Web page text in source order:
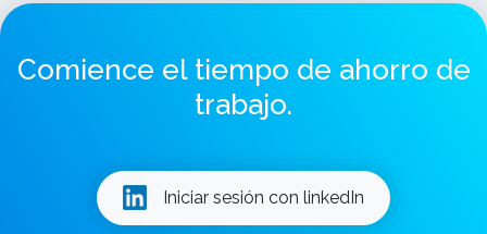
Comience el tiempo de ahorro de
trabajo.
Iniciar sesión con linkedIn